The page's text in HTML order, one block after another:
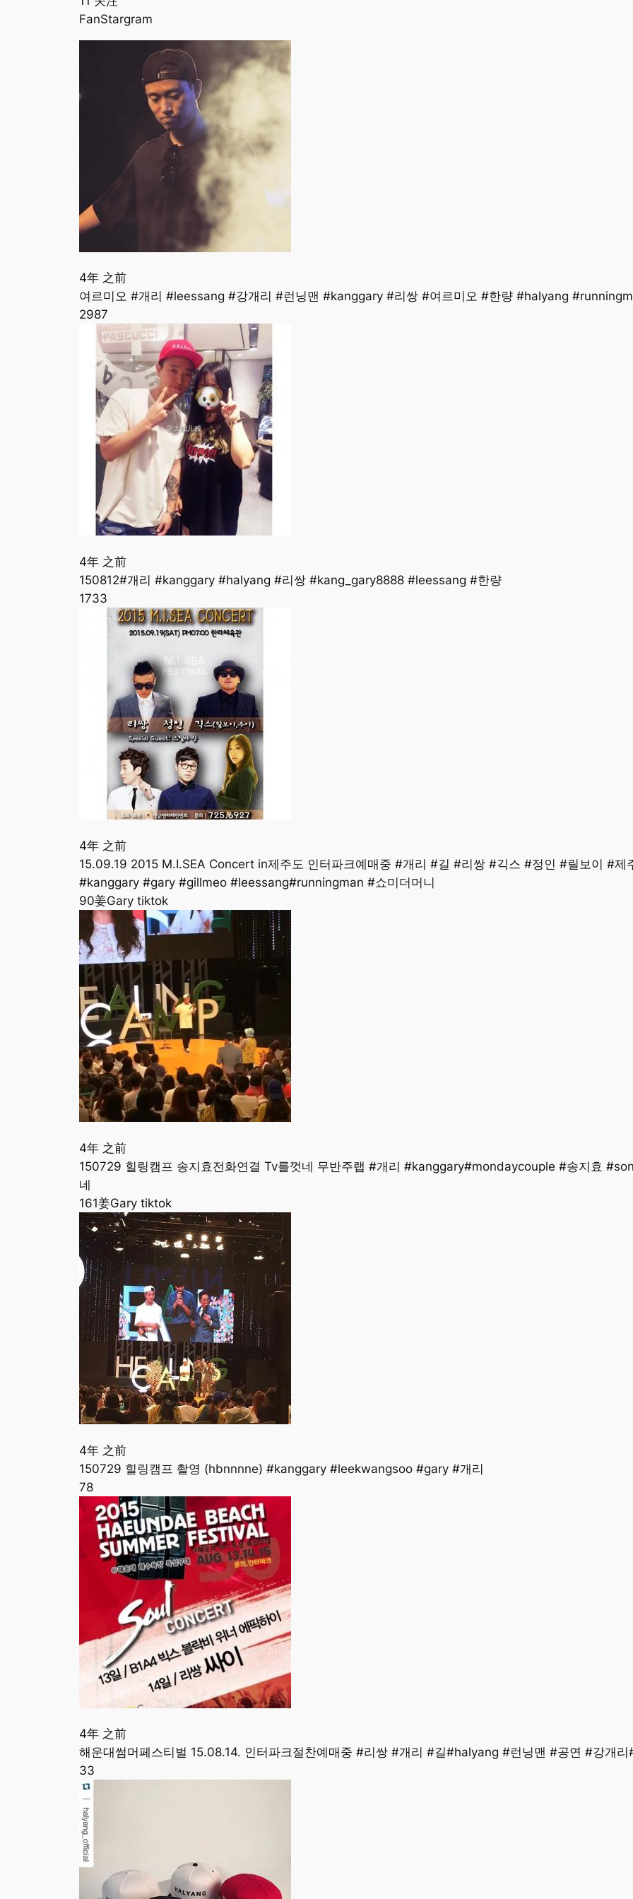
FanStargram
4年 之前
여르미오 #개리 #leessang #강개리 #런닝맨 #kanggary #리쌍 #여르미오 #한량 #halyang
2987
4年 之前
150812#개리 #kanggary #halyang #리쌍 #kang_gary8888 #leessang #한량
1733
4年 之前
15.09.19 2015 M.I.SEA Concert in제주도 인터파크예매중 #개리 #길 #리쌍 #긱스 #정인 #릴보이 #제
#kanggary #gary #gillmeo #leessang#runningman #쇼미더머니
90姜Gary tiktok
4年 之前
150729 힐링캠프 송지효전화연결 Tv를껏네 무반주랩 #개리 #kanggary#mondaycouple #송지효
네
161姜Gary tiktok
4年 之前
150729 힐링캠프 촬영 (hbnnnne) #kanggary #leekwangsoo #gary #개리
78
4年 之前
해운대썸머페스티벌 15.08.14. 인터파크절찬예매중 #리쌍 #개리 #길#halyang #런닝맨 #공연 #강개
33